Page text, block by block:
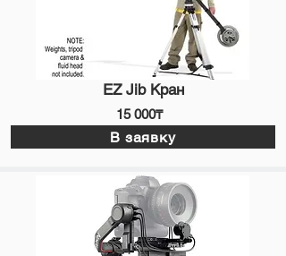
EZ Jib Кран
15 000₸
В заявку